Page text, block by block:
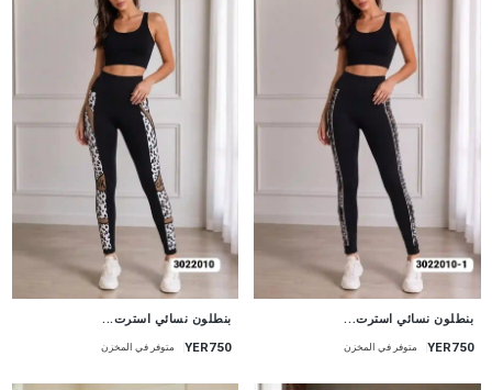
بنطلون نسائي استرت...
YER750 متوفر في المخزن
بنطلون نسائي استرت...
YER750 متوفر في المخزن